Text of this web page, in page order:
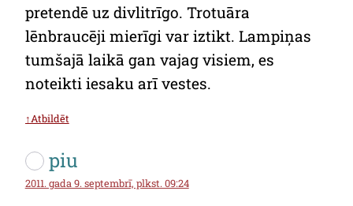
pretendē uz divlitrīgo. Trotuāra
lēnbraucēji mierīgi var iztikt. Lampiņas
tumšajā laikā gan vajag visiem, es
noteikti iesaku arī vestes.
↑Atbildēt
piu
2011. gada 9. septembrī, plkst. 09:24